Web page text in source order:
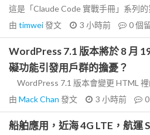
這是「Claude Code 實戰手冊」系列
由 timwei發文 3 小時前 0個
WordPress 7.1 版本將於 8 月
礙功能引發用戶群的擔憂？
WordPress 7.1 版本會變更 HTML 裡
由 Mack Chan 發文 3 小時前 0
船舶應用，近海 4G LTE，航運